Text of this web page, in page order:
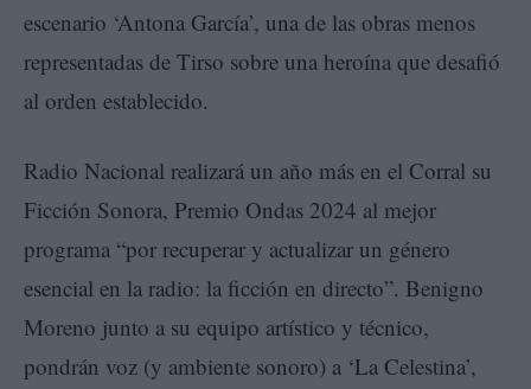
escenario ‘Antona García’, una de las obras menos
representadas de Tirso sobre una heroína que desafió
al orden establecido.
Radio Nacional realizará un año más en el Corral su
Ficción Sonora, Premio Ondas 2024 al mejor
programa “por recuperar y actualizar un género
esencial en la radio: la ficción en directo”. Benigno
Moreno junto a su equipo artístico y técnico,
pondrán voz (y ambiente sonoro) a ‘La Celestina’,